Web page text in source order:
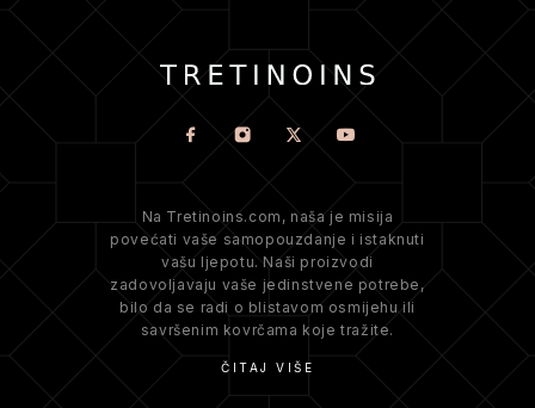
Na Tretinoins.com, naša je misija
povećati vaše samopouzdanje i istaknuti
vašu ljepotu. Naši proizvodi
zadovoljavaju vaše jedinstvene potrebe,
bilo da se radi o blistavom osmijehu ili
savršenim kovrčama koje tražite.
ČITAJ VIŠE